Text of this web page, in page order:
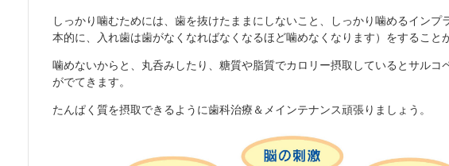
しっかり噛むためには、歯を抜けたままにしないこと、しっかり噛めるインプ
本的に、入れ歯は歯がなくなればなくなるほど噛めなくなります）をすること
噛めないからと、丸呑みしたり、糖質や脂質でカロリー摂取しているとサルコ
がでてきます。
たんぱく質を摂取できるように歯科治療＆メインテナンス頑張りましょう。